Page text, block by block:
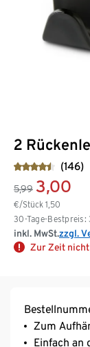
2
(146)
5,99 3,00
€/Stück 1,50
30-Tage-Bestpreis:
inkl. MwSt.zzgl.
Zur Zeit
Zum
Einfach an